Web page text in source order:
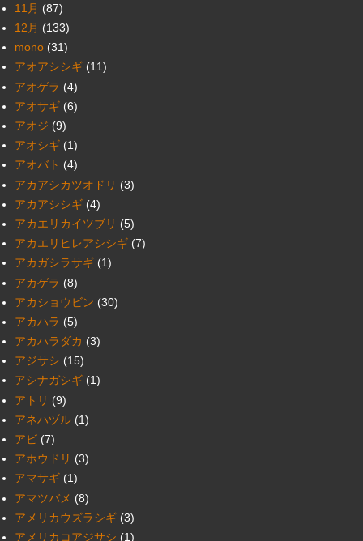
11月 (87)
12月 (133)
mono (31)
アオアシシギ (11)
アオゲラ (4)
アオサギ (6)
アオジ (9)
アオシギ (1)
アオバト (4)
アカアシカツオドリ (3)
アカアシシギ (4)
アカエリカイツブリ (5)
アカエリヒレアシシギ (7)
アカガシラサギ (1)
アカゲラ (8)
アカショウビン (30)
アカハラ (5)
アカハラダカ (3)
アジサシ (15)
アシナガシギ (1)
アトリ (9)
アネハヅル (1)
アビ (7)
アホウドリ (3)
アマサギ (1)
アマツバメ (8)
アメリカウズラシギ (3)
アメリカコアジサシ (1)